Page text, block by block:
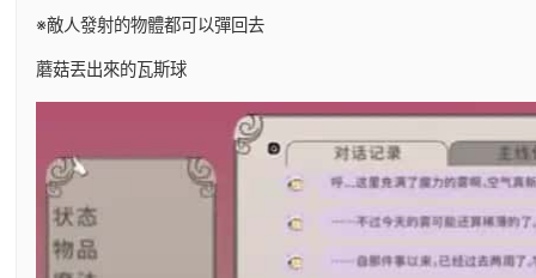
※敵人發射的物體都可以彈回去
蘑菇丟出來的瓦斯球